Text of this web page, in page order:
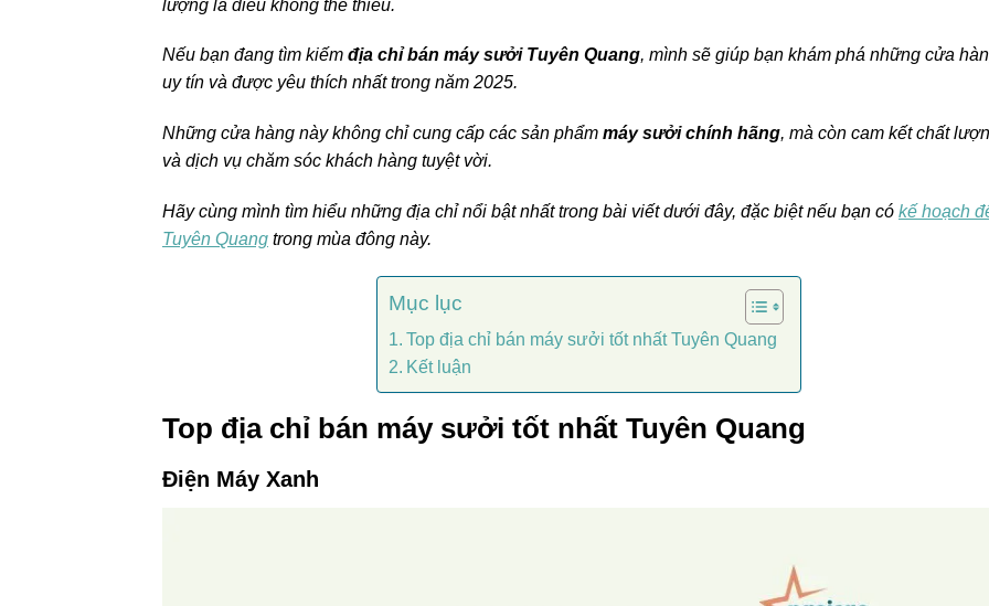
lượng là điều không thể thiếu.
Nếu bạn đang tìm kiếm địa chỉ bán máy sưởi Tuyên Quang, mình sẽ giúp bạn khám phá những cửa
uy tín và được yêu thích nhất trong năm 2025.
Những cửa hàng này không chỉ cung cấp các sản phẩm máy sưởi chính hãng, mà còn cam kết chất
và dịch vụ chăm sóc khách hàng tuyệt vời.
Hãy cùng mình tìm hiểu những địa chỉ nổi bật nhất trong bài viết dưới đây, đặc biệt nếu bạn có kế hoạch
Tuyên Quang trong mùa đông này.
Mục lục
Top địa chỉ bán máy sưởi tốt nhất Tuyên Quang
Kết luận
Top địa chỉ bán máy sưởi tốt nhất Tuyên Quang
Điện Máy Xanh